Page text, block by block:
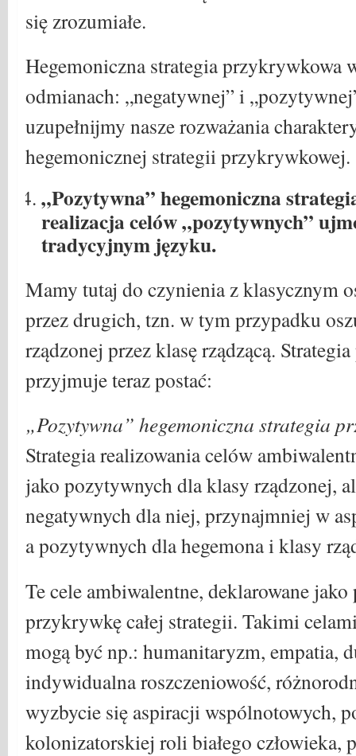
się zrozumiałe.
Hegemoniczna strategia przykrywkowa
odmianach: „negatywnej” i
uzupełnijmy nasze rozważania
hegemonicznej strategii przykrywkowej.
„Pozytywna” hegemoniczna
realizacja celów „pozytywnych”
tradycyjnym języku.
Mamy tutaj do czynienia z klasycznym
przez drugich, tzn. w tym przypadku
rządzonej przez klasę rządzącą.
przyjmuje teraz postać:
„Pozytywna” hegemoniczna strategia
Strategia realizowania celów
jako pozytywnych dla klasy rządzonej,
negatywnych dla niej, przynajmniej w
a pozytywnych dla hegemona i klasy
Te cele ambiwalentne, deklarowane
przykrywkę całej strategii. Takimi
mogą być np.: humanitaryzm, empatia,
indywidualna roszczeniowość,
wyzbycie się aspiracji wspólnotowych,
kolonizatorskiej roli białego człowieka,